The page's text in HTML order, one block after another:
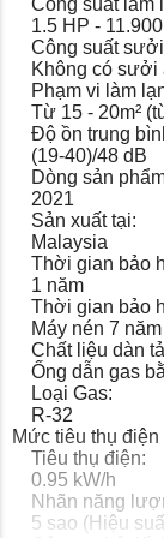
để đánh giá
kiểm soát.
Dưới đây là
chứng nhận
năng ức chế
phòng thí
1.5 HP -
Công suất
Không có sưởi
Phạm vi làm
Từ 15 - 20m²
Độ ồn trung
(19-40)/48 dB
Dòng sản
2021
Sản xuất tại:
Malaysia
Thời gian bảo
1 năm
Thời gian bảo
Máy nén 7
Chất liệu dàn
Ống dẫn gas
Loại Gas:
R-32
Mức tiêu thụ điện
Tiêu thụ điện:
0.95 kW/h
Nhãn năng
5 sao (Hiệu